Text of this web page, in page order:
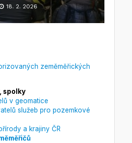
18. 2. 2026
zeměměřických
spolky
v geomatice
služeb pro pozemkové
a krajiny ČR